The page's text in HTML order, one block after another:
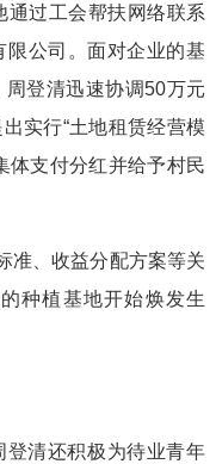
通过工会帮扶网络联系
公司。面对企业的基
登清迅速协调50万元
实行“土地租赁经营模
体支付分红并给予村民
准、收益分配方案等关
种植基地开始焕发生
清还积极为待业青年